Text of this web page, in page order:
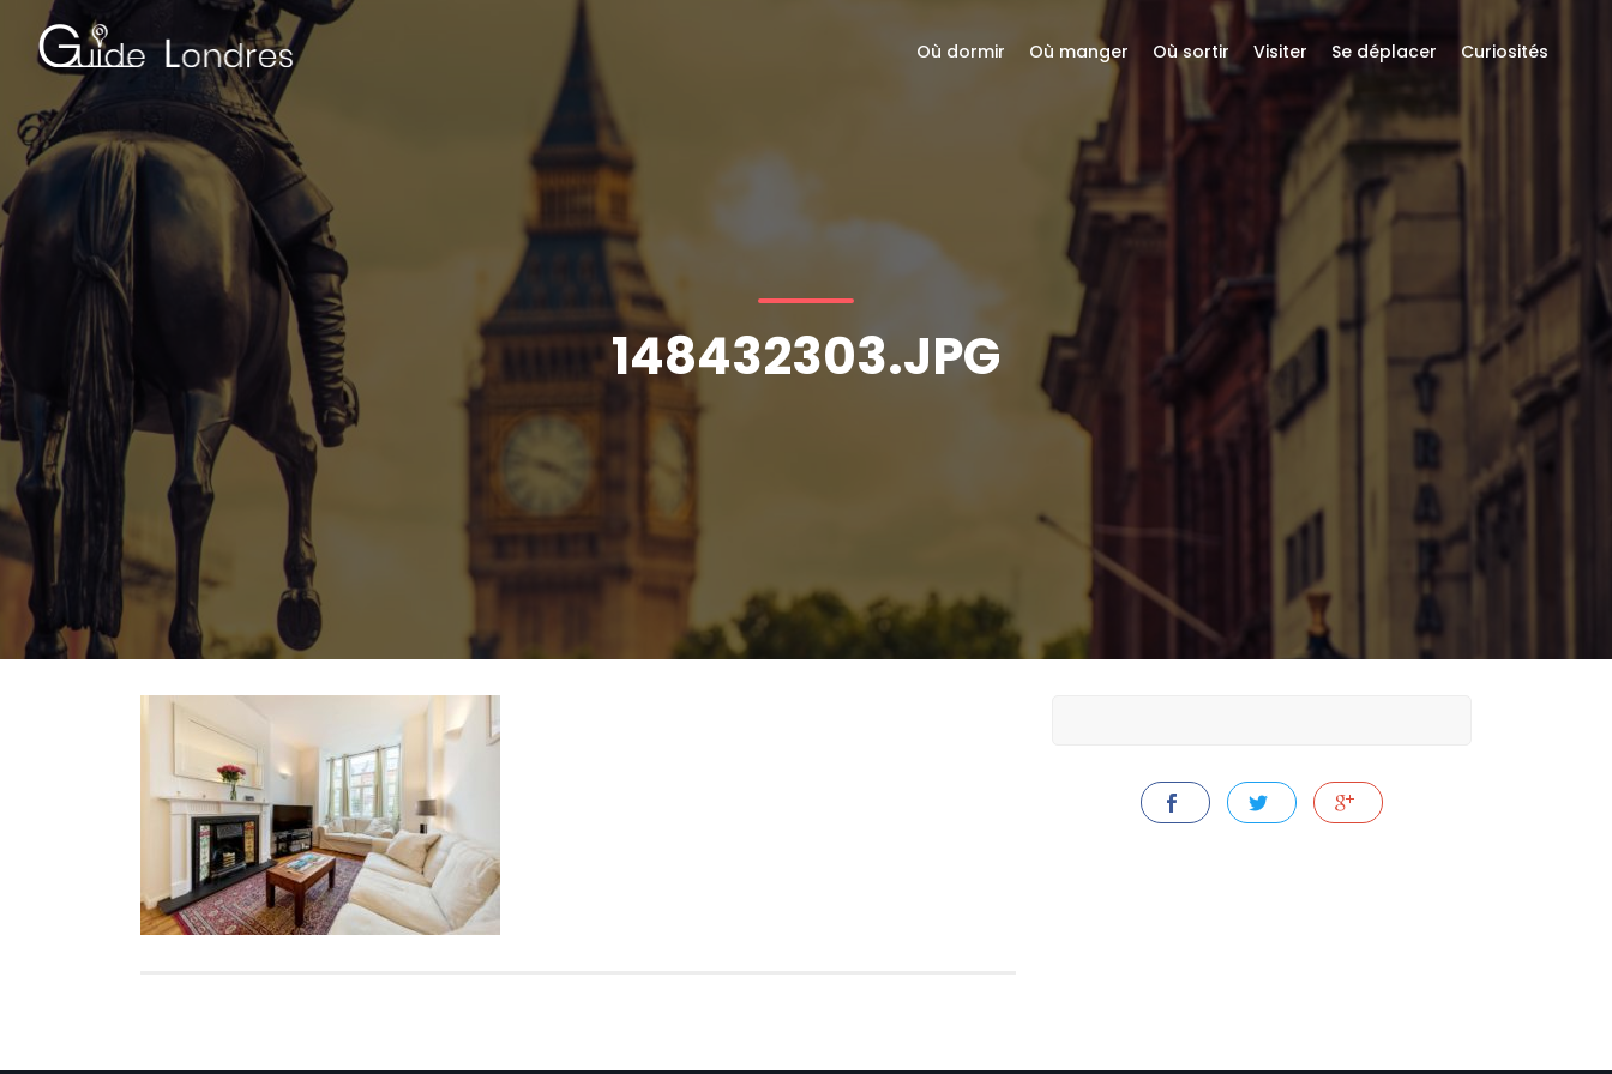
148432303.JPG
Où dormir Où manger Où sortir Visiter Se déplacer Curiosités